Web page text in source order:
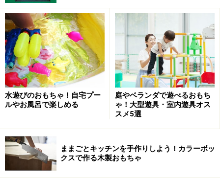
水遊びのおもちゃ！自宅プー
ルやお風呂で楽しめる
庭やベランダで遊べるおもち
ゃ！大型遊具・室内遊具オス
スメ5選
ままごとキッチンを手作りしよう！カラーボッ
クスで作る木製おもちゃ